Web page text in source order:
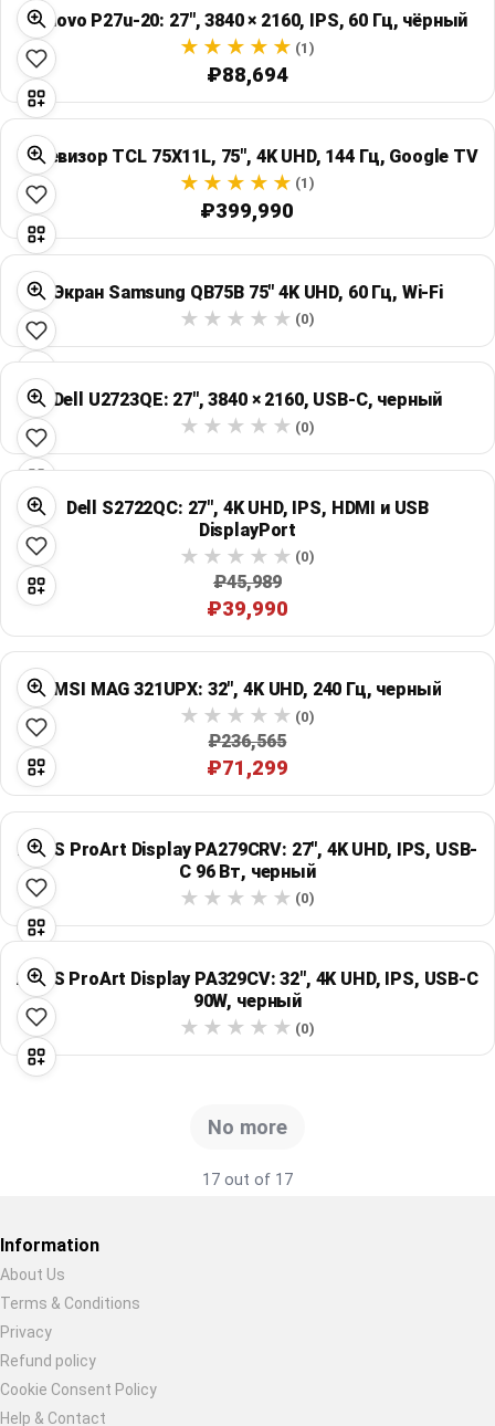
Lenovo P27u-20: 27", 3840 × 2160, IPS, 60 Гц, чёрный
(1)
₽88,694
Телевизор TCL 75X11L, 75″, 4K UHD, 144 Гц, Google TV
(1)
₽399,990
Экран Samsung QB75B 75" 4K UHD, 60 Гц, Wi‑Fi
(0)
Dell U2723QE: 27", 3840 × 2160, USB-C, черный
(0)
Dell S2722QC: 27", 4K UHD, IPS, HDMI и USB
DisplayPort
(0)
₽45,989
₽39,990
MSI MAG 321UPX: 32", 4K UHD, 240 Гц, черный
(0)
₽236,565
₽71,299
ASUS ProArt Display PA279CRV: 27", 4K UHD, IPS, USB-
C 96 Вт, черный
(0)
ASUS ProArt Display PA329CV: 32", 4K UHD, IPS, USB-C
90W, черный
(0)
No more
17 out of 17
Restore previous
Information
About Us
Terms & Conditions
Privacy
Refund policy
Cookie Consent Policy
Help & Contact